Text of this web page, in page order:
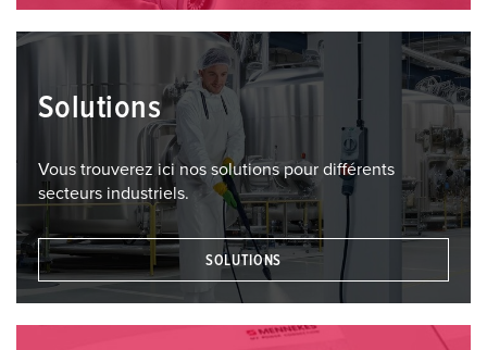
Solutions
Vous trouverez ici nos solutions pour différents
secteurs industriels.
SOLUTIONS